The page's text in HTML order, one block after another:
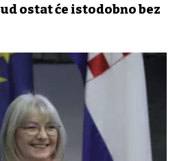
ostat će istodobno bez